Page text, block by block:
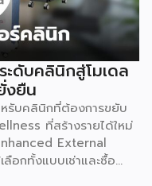
ะดับคลินิกสู่โมเดล
งยืน
หรับคลินิกที่ต้องการขยับ
ที่สร้างรายได้ใหม่
External
อกทั้งแบบเช่าและซื้อ